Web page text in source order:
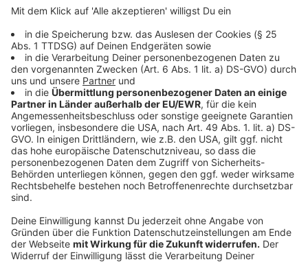
Nordrhein-Westfalen aufgelistet. Welche das sind,
Anzeige